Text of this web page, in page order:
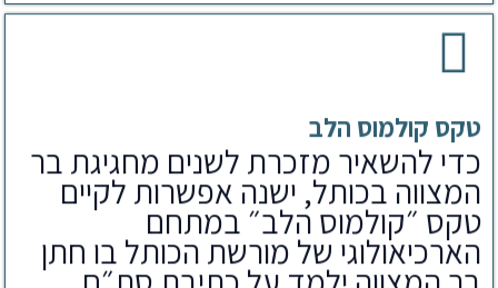
טקס קולמוס הלב
כדי להשאיר מזכרת לשנים מחגיגת בר
המצווה בכותל, ישנה אפשרות לקיים
טקס ״קולמוס הלב״ במתחם
הארכיאולוגי של מורשת הכותל בו חתן